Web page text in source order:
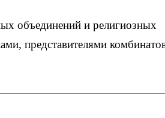
объединений и религиозных
представителями